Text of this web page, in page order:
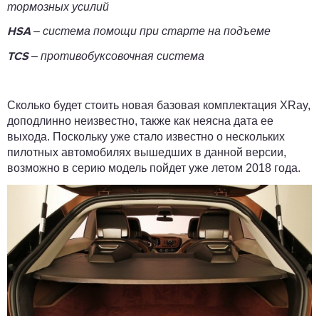
тормозных усилий
HSА – система помощи при старте на подъеме
TCS– противобуксовочная система
Сколько будет стоить новая базовая комплектация XRay,
доподлинно неизвестно, также как неясна дата ее
выхода. Поскольку уже стало известно о нескольких
пилотных автомобилях вышедших в данной версии,
возможно в серию модель пойдет уже летом 2018 года.